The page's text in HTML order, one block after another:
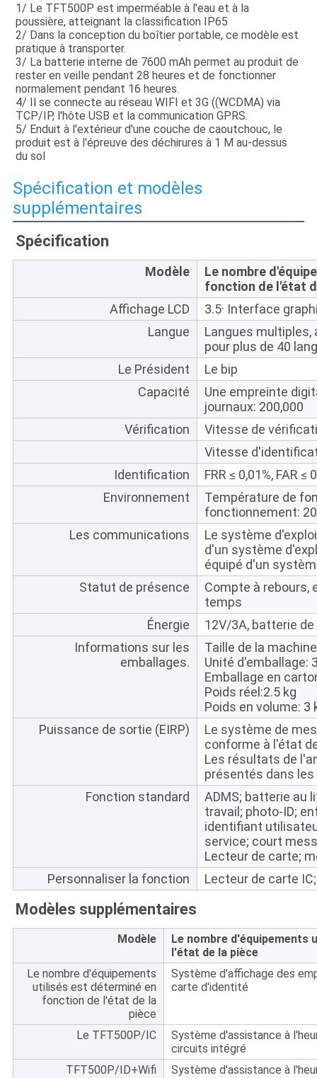
1/ Le TFT500P est imperméable à l'eau et à la
poussière, atteignant la classification IP65
2/ Dans la conception du boîtier portable, ce modèle est
pratique à transporter.
3/ La batterie interne de 7600 mAh permet au produit de
rester en veille pendant 28 heures et de fonctionner
normalement pendant 16 heures.
4/ Il se connecte au réseau WIFI et 3G ((WCDMA) via
TCP/IP, l'hôte USB et la communication GPRS.
5/ Enduit à l'extérieur d'une couche de caoutchouc, le
produit est à l'épreuve des déchirures à 1 M au-dessus
du sol
Spécification et modèles
supplémentaires
Spécification
Modèle
Le nombre
fonction de l'état
Affichage LCD
3.5· Interface
Langue
Langues multiples,
pour plus de 40
Le Président
Le bip
Capacité
Une empreinte
journaux: 200,000
Vérification
Vitesse de
Vitesse
Identification
FRR ≤ 0,01%, FAR ≤
Environnement
Température de
fonctionnement:
Les communications
Le système
d'un système
équipé d'un
Statut de présence
Compte à
temps
Énergie
12V/3A, batterie
Informations sur les
emballages.
Taille de la
Unité d'emballage:
Emballage en
Poids réel:2.5 kg
Poids en volume: 3
Puissance de sortie (EIRP)
Le système de
conforme à l'état
Les résultats de
présentés dans
Fonction standard
ADMS; batterie au
travail; photo-ID;
identifiant
service; court
Lecteur de carte;
Personnaliser la fonction
Lecteur de carte
Modèles supplémentaires
Modèle
Le nombre d'équipements
l'état de la pièce
Le nombre d'équipements
utilisés est déterminé en
fonction de l'état de la
pièce
Système d'affichage des
carte d'identité
Le TFT500P/IC
Système d'assistance à
circuits intégré
TFT500P/ID+Wifi
Système d'assistance à